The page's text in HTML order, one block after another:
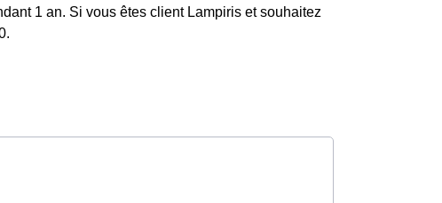
1 an. Si vous êtes client Lampiris et souhaitez